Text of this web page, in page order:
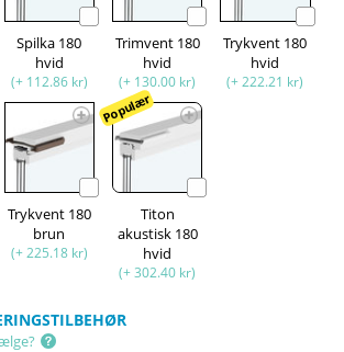
Spilka 180
hvid
(+ 112.86 kr)
Trimvent 180
hvid
(+ 130.00 kr)
Trykvent 180
hvid
(+ 222.21 kr)
Trykvent 180
brun
(+ 225.18 kr)
Populær
Titon
akustisk 180
hvid
(+ 302.40 kr)